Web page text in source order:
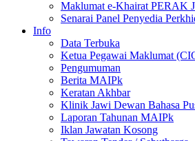
Maklumat e-Khairat PERAK
Senarai Panel Penyedia
Info
Data Terbuka
Ketua Pegawai Maklumat
Pengumuman
Berita MAIPk
Keratan Akhbar
Klinik Jawi Dewan Bahasa
Laporan Tahunan MAIPk
Iklan Jawatan Kosong